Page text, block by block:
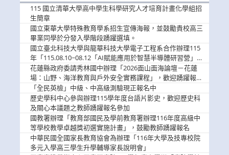
115 國立清華大學高中學生科學研究人才培育計畫化學組招
生簡章
國立東華大學特殊教育學系招生宣傳海報，並鼓勵貴校高三
畢業同學於分發入學階段踴躍選填。
國立臺北科技大學與龍華科技大學電子工程系合作辦理115
年「115.08.10~08.12「AI賦能應用於智慧半導體研習營」，
歡迎學生踴躍報名參加
花蓮縣政府委請秀林國中辦理「2026面山面海論壇－花蓮
場：山野、海洋教育與戶外安全實務課程」，歡迎踴躍報名
參加
「全民英檢」中級、中高級測驗現正報名中
歷史學科中心參與辦理115學年度台語片影史，歡迎歷史科
及關心本議題之教師踴躍報名參加
國教署辦理「教育部國民及學前教育署辦理116年度高級中
等學校教學卓越獎初選實施計畫」，鼓勵教師踴躍報名
中華民國全國家長教育協會為辦理「116年大學及技專校院
多元入學高三學生升學輔導家長說明會」